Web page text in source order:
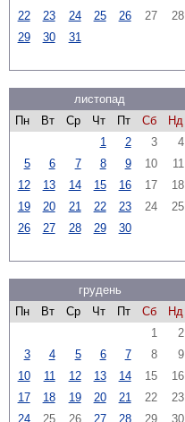
22
23 24 25 26 27
28
29
30 31
листопад
Пн
Вт Ср Чт Пт Сб
Нд
1
2 3
4
5
6 7 8 9 10
11
12
13 14 15 16 17
18
19
20 21 22 23 24
25
26
27 28 29 30
грудень
Пн
Вт Ср Чт Пт Сб
Нд
1
2
3
4 5 6 7 8
9
10
11 12 13 14 15
16
17
18 19 20 21 22
23
24
25 26 27 28 29
30